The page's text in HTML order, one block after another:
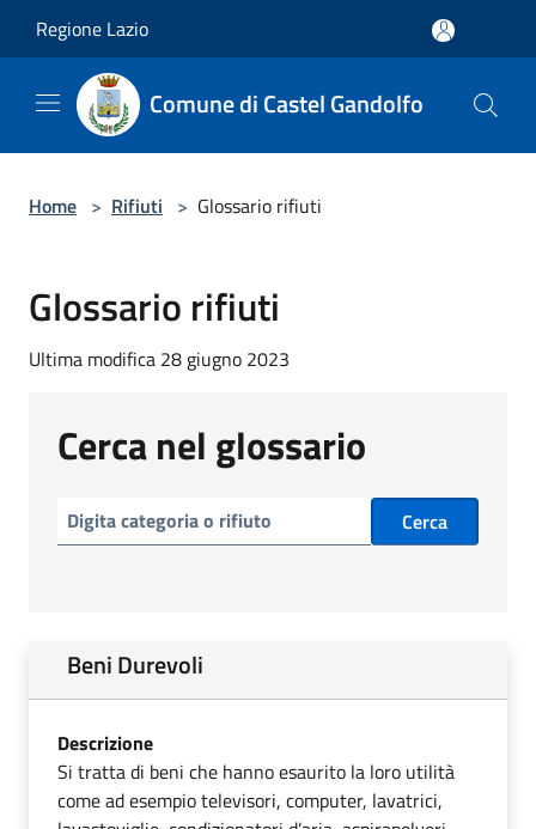
Regione Lazio
Comune di Castel Gandolfo
Home > Rifiuti > Glossario rifiuti
Glossario rifiuti
Ultima modifica 28 giugno 2023
Cerca nel glossario
Cerca
Beni Durevoli
Descrizione
Si tratta di beni che hanno esaurito la loro utilità
come ad esempio televisori, computer, lavatrici,